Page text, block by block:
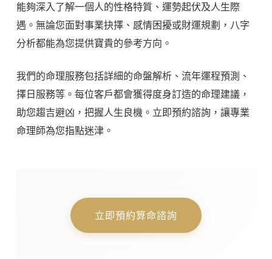
能夠深入了解一個人的性格特質、運勢起伏及人生際
遇。無論您面對事業抉擇、感情困擾或財運規劃，八字
分析都能為您提供寶貴的參考方向。
我們的命理服務包括詳細的命盤解析、流年運程預測、
擇日服務等。每位客戶都會獲得度身訂造的命理建議，
助您趨吉避凶，把握人生良機。立即預約諮詢，讓專業
命理師為您指點迷津。
立即預約算命諮詢